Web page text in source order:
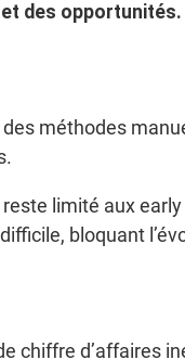
des opportunités.
méthodes
limité aux
bloquant
chiffre d’affaires